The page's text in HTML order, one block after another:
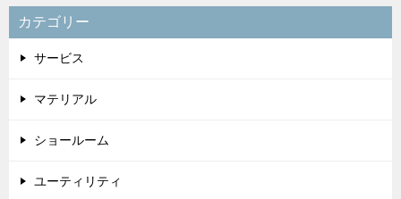
カテゴリー
サービス
マテリアル
ショールーム
ユーティリティ